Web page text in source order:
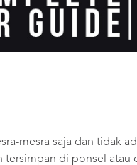
mesra saja dan tidak
tersimpan di ponsel atau